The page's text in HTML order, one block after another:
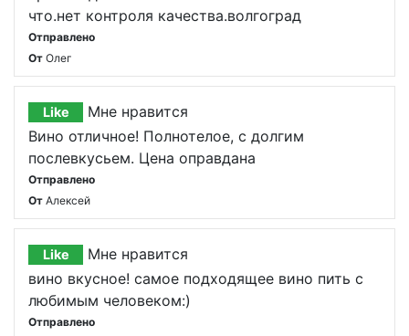
что.нет контроля качества.волгоград
Отправлено
От Олег
Like
Мне нравится
Вино отличное! Полнотелое, с долгим
послевкусьем. Цена оправдана
Отправлено
От Алексей
Like
Мне нравится
вино вкусное! самое подходящее вино пить с
любимым человеком:)
Отправлено